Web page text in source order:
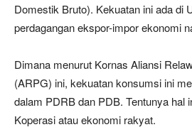
Domestik Bruto). Kekuatan ini ada di
perdagangan ekspor-impor ekonomi
Dimana menurut Kornas Aliansi
(ARPG) ini, kekuatan konsumsi ini
dalam PDRB dan PDB. Tentunya hal
Koperasi atau ekonomi rakyat.